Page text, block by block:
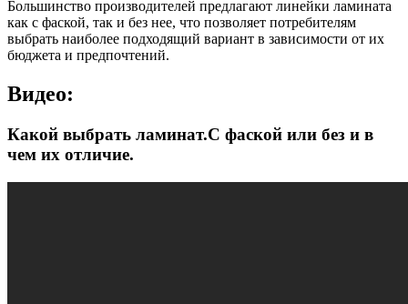
Большинство производителей предлагают линейки ламината
как с фаской, так и без нее, что позволяет потребителям
выбрать наиболее подходящий вариант в зависимости от их
бюджета и предпочтений.
Видео:
Какой выбрать ламинат.С фаской или без и в
чем их отличие.